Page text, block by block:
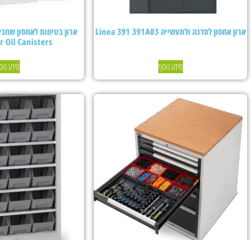
ארון אחסון לסדנה ולתעשייה Linea 391 391A03
מידע נוסף
Oil Canisters
מידע